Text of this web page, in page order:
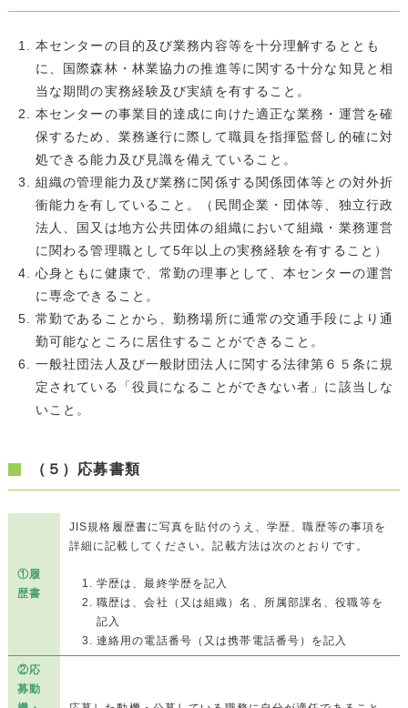
本センターの目的及び業務内容等を十分理解するととも
に、国際森林・林業協力の推進等に関する十分な知見と相
当な期間の実務経験及び実績を有すること。
本センターの事業目的達成に向けた適正な業務・運営を確
保するため、業務遂行に際して職員を指揮監督し的確に対
処できる能力及び見識を備えていること。
組織の管理能力及び業務に関係する関係団体等との対外折
衝能力を有していること。（民間企業・団体等、独立行政
法人、国又は地方公共団体の組織において組織・業務運営
に関わる管理職として5年以上の実務経験を有すること）
心身ともに健康で、常勤の理事として、本センターの運営
に専念できること。
常勤であることから、勤務場所に通常の交通手段により通
勤可能なところに居住することができること。
一般社団法人及び一般財団法人に関する法律第６５条に規
定されている「役員になることができない者」に該当しな
いこと。
（５）応募書類
①履
歴書
JIS規格履歴書に写真を貼付のうえ、学歴、職歴等の事項を
詳細に記載してください。記載方法は次のとおりです。
学歴は、最終学歴を記入
職歴は、会社（又は組織）名、所属部課名、役職等を
記入
連絡用の電話番号（又は携帯電話番号）を記入
②応
募動